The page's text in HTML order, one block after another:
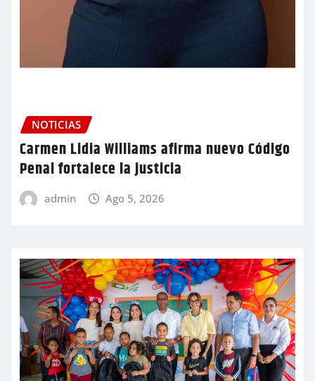
NOTICIAS
Carmen Lidia Williams afirma nuevo Código
Penal fortalece la justicia
admin Ago 5, 2026